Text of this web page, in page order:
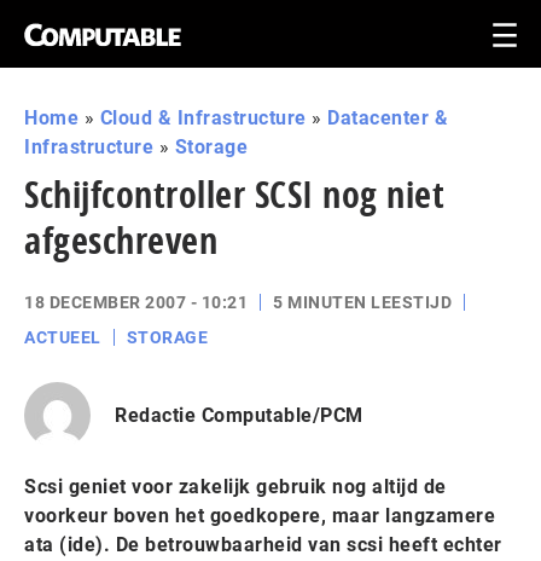
Home » Cloud & Infrastructure » Datacenter &
Infrastructure » Storage
Schijfcontroller SCSI nog niet
afgeschreven
18 DECEMBER 2007 - 10:21
5 MINUTEN LEESTIJD
ACTUEEL
STORAGE
Redactie Computable/PCM
Scsi geniet voor zakelijk gebruik nog altijd de
voorkeur boven het goedkopere, maar langzamere
ata (ide). De betrouwbaarheid van scsi heeft echter